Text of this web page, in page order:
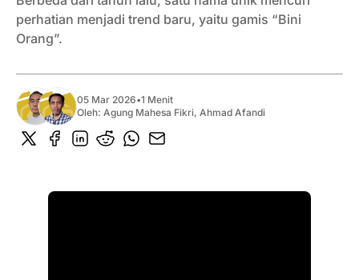
perhatian menjadi trend baru, yaitu gamis “Bini
Orang”.
05 Mar 2026•1 Menit
Oleh: Agung Mahesa Fikri, Ahmad Afandi